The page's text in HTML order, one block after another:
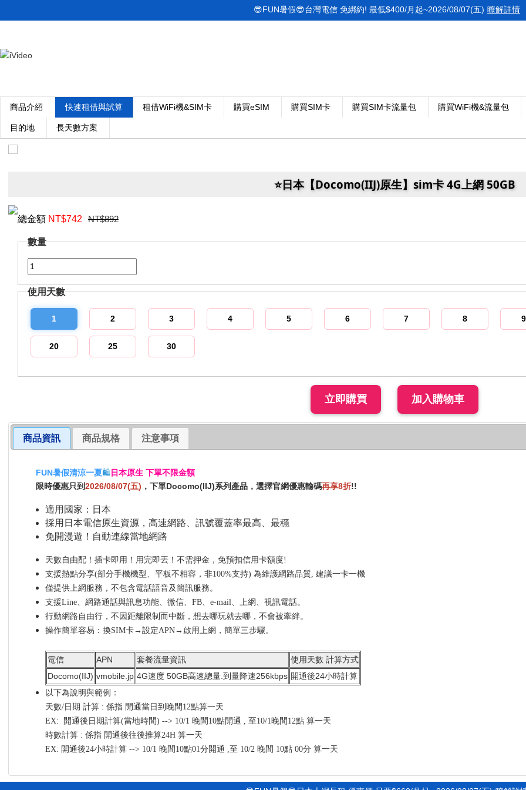
商品介紹 快速租借與試算 租借WiFi機&SIM卡 購買eSIM 購買SIM卡 購買SIM卡流量包 購買WiFi機&流量包
目的地 長天數方案
😎FUN暑假😎台灣電信 免綁約! 最低$400/月起~2026/08/07(五) 瞭解詳情
⭐️日本【Docomo(IIJ)原生】sim卡 4G上網 50GB
總金額 NT$742 NT$892
數量
使用天數
1 2 3 4 5 6 7 8 9
20 25 30
商品資訊 商品規格 注意事項
FUN暑假清涼一夏🛍️日本原生 下單不限金額
限時優惠只到2026/08/07(五) ，下單Docomo(IIJ)系列產品，選擇官網優惠輸碼再享8折!!
適用國家：日本
採用日本電信原生資源，高速網路、訊號覆蓋率最高、最穩
免開漫遊！自動連線當地網路
天數自由配！插卡即用！用完即丟！不需押金，免預扣信用卡額度!
支援熱點分享(部分手機機型、平板不相容，非100%支持) 為維護網路品質, 建議一卡一機
僅提供上網服務，不包含電話語音及簡訊服務。
支援Line、網路通話與訊息功能、微信、FB、e-mail、上網、視訊電話。
行動網路自由行，不因距離限制而中斷，想去哪玩就去哪，不會被牽絆。
操作簡單容易：換SIM卡→設定APN→啟用上網，簡單三步驟。
電信 APN 套餐流量資訊
使用天數 計算方式
Docomo(IIJ) vmobile.jp 4G速度 50GB高速總量.到量降速256kbps 開通後24小時計算
以下為說明與範例：
天數/日期 計算 : 係指 開通當日到晚間12點算一天
EX: 開通後日期計算(當地時間) --> 10/1 晚間10點開通 , 至10/1晚間12點 算一天
時數計算 : 係指 開通後往後推算24H 算一天
EX: 開通後24小時計算 --> 10/1 晚間10點01分開通 ,至 10/2 晚間 10點 00分 算一天